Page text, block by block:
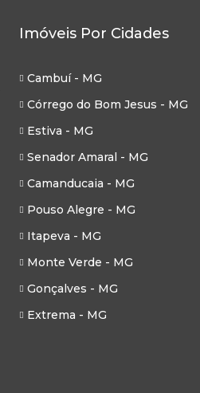
Imóveis Por Cidades
Cambuí - MG
Córrego do Bom Jesus - MG
Estiva - MG
Senador Amaral - MG
Camanducaia - MG
Pouso Alegre - MG
Itapeva - MG
Monte Verde - MG
Gonçalves - MG
Extrema - MG